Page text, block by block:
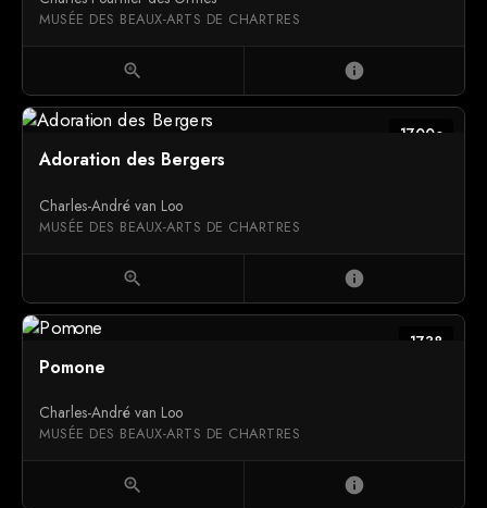
MUSÉE DES BEAUX-ARTS DE CHARTRES
zoom_in info
1700c
Adoration des Bergers
Charles-André van Loo
MUSÉE DES BEAUX-ARTS DE CHARTRES
zoom_in info
1738
Pomone
Charles-André van Loo
MUSÉE DES BEAUX-ARTS DE CHARTRES
zoom_in info